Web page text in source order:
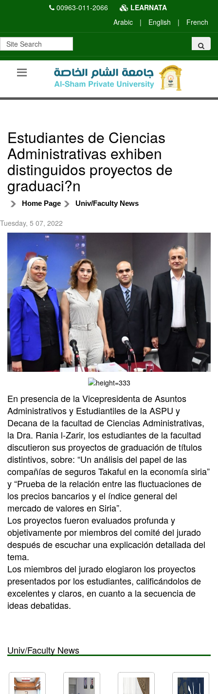
00963-011-2066
LEARNATA
Arabic
| English | French
Estudiantes de Ciencias
Administrativas exhiben
distinguidos proyectos de
graduaci?n
Home Page Univ/Faculty News
Tuesday, 5 07, 2022
En presencia de la Vicepresidenta de Asuntos
Administrativos y Estudiantiles de la ASPU y
Decana de la facultad de Ciencias Administrativas,
la Dra. Rania l-Zarir, los estudiantes de la facultad
discutieron sus proyectos de graduación de títulos
distintivos, sobre: “Un análisis del papel de las
compañías de seguros Takaful en la economía siria”
y “Prueba de la relación entre las fluctuaciones de
los precios bancarios y el índice general del
mercado de valores en Siria”.
Los proyectos fueron evaluados profunda y
objetivamente por miembros del comité del jurado
después de escuchar una explicación detallada del
tema.
Los miembros del jurado elogiaron los proyectos
presentados por los estudiantes, calificándolos de
excelentes y claros, en cuanto a la secuencia de
ideas debatidas.
Univ/Faculty News